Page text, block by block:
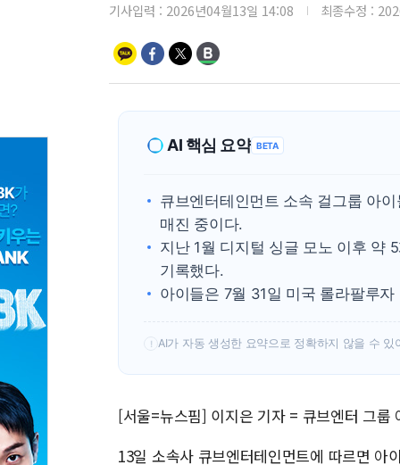
기사입력 : 2026년04월13일 14:08 최종수정 :
AI 핵심 요약 BETA
큐브엔터테인먼트 소속 걸그룹 아
매진 중이다.
지난 1월 디지털 싱글 모노 이후 약
기록했다.
아이들은 7월 31일 미국 롤라팔루
! AI가 자동 생성한 요약으로 정확하지 않을 수 있
[서울=뉴스핌] 이지은 기자 = 큐브엔터 그룹
13일 소속사 큐브엔터테인먼트에 따르면 아